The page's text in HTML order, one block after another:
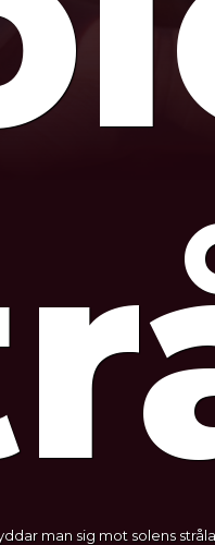
man sig mot solens